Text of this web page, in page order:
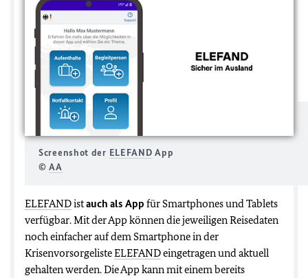
Screenshot der ELEFAND App
©AA
ELEFANDistauch als App für Smartphones und Tablets
verfügbar. Mit der App können die jeweiligen Reisedaten
noch einfacher auf dem Smartphone in der
KrisenvorsorgelisteELEFANDeingetragen und aktuell
gehalten werden. Die App kann mit einem bereits